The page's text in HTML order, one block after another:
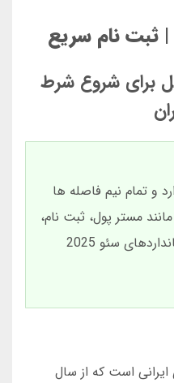
ثبت نام سریع
برای شروع شرط
4000 کلمه دارد و تمام نیم فاصله ها
مستر پول، ثبت نام،
ورود و آدرس جدید طبق استانداردهای سئو 2025
است که از سال